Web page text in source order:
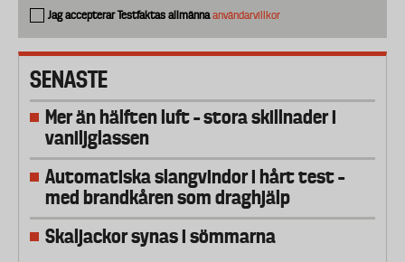
Jag accepterar Testfaktas allmännaanvändarvillkor
SENASTE
Mer än hälften luft – stora skillnader i
vaniljglassen
Automatiska slangvindor i hårt test –
med brandkåren som draghjälp
Skaljackor synas i sömmarna